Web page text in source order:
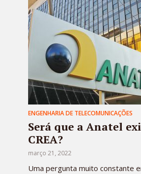
ENGENHARIA DE TELECOMUNICAÇÕES
Será que a Anatel
CREA?
março 21, 2022
Uma pergunta muito constante